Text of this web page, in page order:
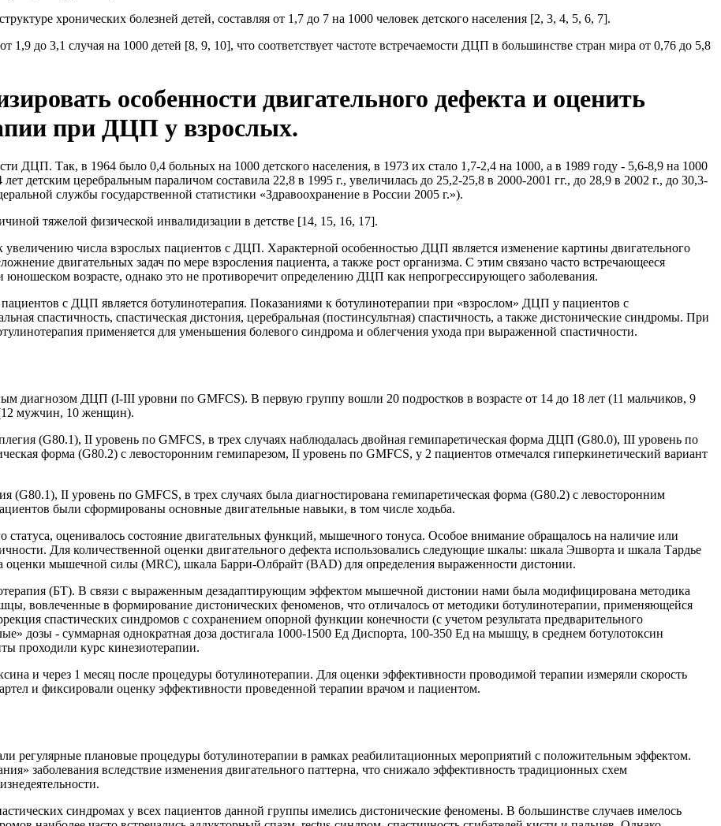
хронических болезней детей, составляя от 1,7 до 7 на 1000 человек детского населения [2, 3, 4, 5, 6, 7].
до 3,1 случая на 1000 детей [8, 9, 10], что соответствует частоте встречаемости ДЦП в большинстве стран мира от 0,76 до 5,8
особенности двигательного дефекта и оценить
при ДЦП у взрослых.
ДЦП. Так, в 1964 было 0,4 больных на 1000 детского населения, в 1973 их стало 1,7-2,4 на 1000, а в 1989 году - 5,6-8,9 на 1000
детским церебральным параличом составила 22,8 в 1995 г., увеличилась до 25,2-25,8 в 2000-2001 гг., до 28,9 в 2002 г., до 30,3-
службы государственной статистики «Здравоохранение в России 2005 г.»).
тяжелой физической инвалидизации в детстве [14, 15, 16, 17].
числа взрослых пациентов с ДЦП. Характерной особенностью ДЦП является изменение картины двигательного
двигательных задач по мере взросления пациента, а также рост организма. С этим связано часто встречающееся
возрасте, однако это не противоречит определению ДЦП как непрогрессирующего заболевания.
с ДЦП является ботулинотерапия. Показаниями к ботулинотерапии при «взрослом» ДЦП у пациентов с
спастичность, спастическая дистония, церебральная (постинсультная) спастичность, а также дистонические синдромы. При
применяется для уменьшения болевого синдрома и облегчения ухода при выраженной спастичности.
диагнозом ДЦП (I-III уровни по GMFCS). В первую группу вошли 20 подростков в возрасте от 14 до 18 лет (11 мальчиков, 9
(12 мужчин, 10 женщин).
(G80.1), II уровень по GMFCS, в трех случаях наблюдалась двойная гемипаретическая форма ДЦП (G80.0), III уровень по
форма (G80.2) c левосторонним гемипарезом, II уровень по GMFCS, у 2 пациентов отмечался гиперкинетический вариант
(G80.1), II уровень по GMFCS, в трех случаях была диагностирована гемипаретическая форма (G80.2) c левосторонним
были сформированы основные двигательные навыки, в том числе ходьба.
статуса, оценивалось состояние двигательных функций, мышечного тонуса. Особое внимание обращалось на наличие или
Для количественной оценки двигательного дефекта использовались следующие шкалы: шкала Эшворта и шкала Тардье
оценки мышечной силы (MRC), шкала Барри-Олбрайт (BAD) для определения выраженности дистонии.
(БТ). В связи с выраженным дезадаптирующим эффектом мышечной дистонии нами была модифицирована методика
вовлеченные в формирование дистонических феноменов, что отличалось от методики ботулинотерапии, применяющейся
спастических синдромов с сохранением опорной функции конечности (с учетом результата предварительного
дозы - суммарная однократная доза достигала 1000-1500 Ед Диспорта, 100-350 Ед на мышцу, в среднем ботулотоксин
проходили курс кинезиотерапии.
и через 1 месяц после процедуры ботулинотерапии. Для оценки эффективности проводимой терапии измеряли скорость
и фиксировали оценку эффективности проведенной терапии врачом и пациентом.
регулярные плановые процедуры ботулинотерапии в рамках реабилитационных мероприятий с положительным эффектом.
заболевания вследствие изменения двигательного паттерна, что снижало эффективность традиционных схем
синдромах у всех пациентов данной группы имелись дистонические феномены. В большинстве случаев имелось